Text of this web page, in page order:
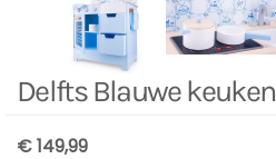
Delfts Blauwe keuken
€ 149,99